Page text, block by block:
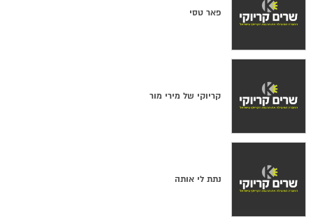
פאר טסי
קריוקי של מירי מור
נתת לי אותה